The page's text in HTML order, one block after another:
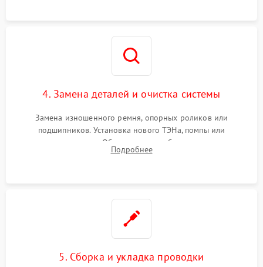
4. Замена деталей и очистка системы
Замена изношенного ремня, опорных роликов или
подшипников. Установка нового ТЭНа, помпы или
термодатчиков. Обязательная глубокая очистка
конденсатора, крыльчатки вентилятора и воздуховодов от
Подробнее
5. Сборка и укладка проводки